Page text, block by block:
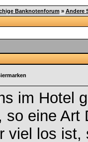
Banknotenforum » Andere
im Hotel
so eine Art
viel los ist,